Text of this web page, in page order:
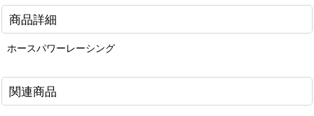
商品詳細
ホースパワーレーシング
関連商品